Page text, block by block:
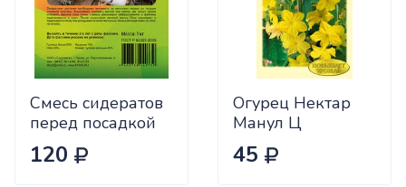
Смесь сидератов
перед посадкой
чеснока 0,5кг
САДОВИТА
120
Огурец Нектар
Манул Ц
45